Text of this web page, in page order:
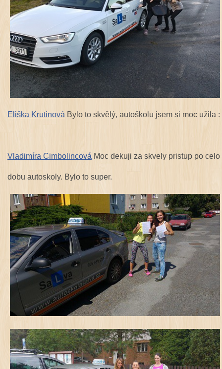
Eliška Krutinová Bylo to skvělý, autoškolu jsem si moc užila
Vladimíra Cimbolincová Moc dekuji za skvely pristup po
dobu autoskoly. Bylo to super.